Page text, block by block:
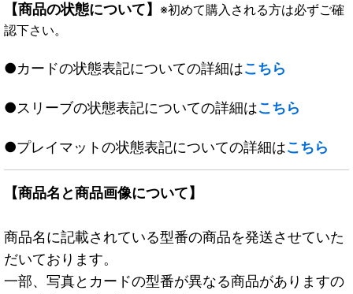
【商品の状態について】 ※初めて購入される方は必ずご確
認下さい。
●カードの状態表記についての詳細はこちら
●スリーブの状態表記についての詳細はこちら
●プレイマットの状態表記についての詳細はこちら
【商品名と商品画像について】
商品名に記載されている型番の商品を発送させていた
だいております。
一部、写真とカードの型番が異なる商品がありますの